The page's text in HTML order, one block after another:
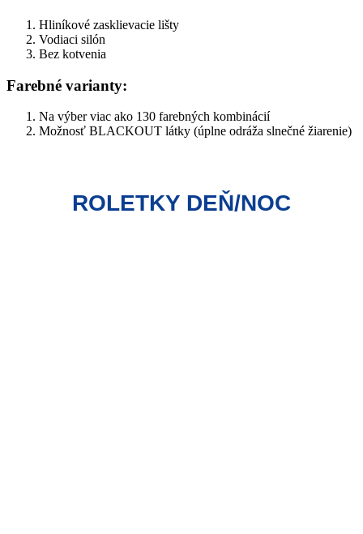
Hliníkové zasklievacie lišty
Vodiaci silón
Bez kotvenia
Farebné varianty:
Na výber viac ako 130 farebných kombinácií
Možnosť BLACKOUT látky (úplne odráža slnečné žiarenie)
ROLETKY DEŇ/NOC